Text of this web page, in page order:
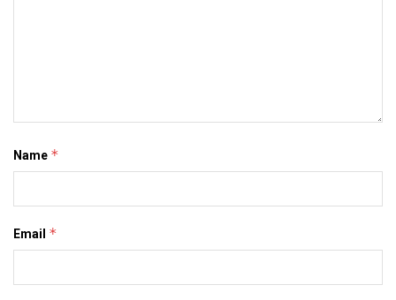
Name *
Email *